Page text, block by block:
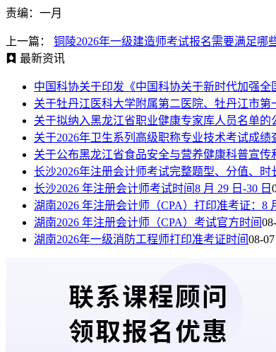
责编：一月
上一篇：
铜陵2026年一级建造师考试报名需要满足哪
最新资讯
中国科协关于印发《中国科协关于新时代加强
关于牡丹江医科大学附属第二医院、牡丹江市
关于拟纳入黑龙江省职业健康专家库人员名单的
关于2026年卫生系列高级职称专业技术考试成绩
关于公布黑龙江省食品安全与营养健康科普宣传
长沙2026年注册会计师考试完整题型、分值、时
长沙2026 年注册会计师考试时间8 月 29 日-30 日
湖南2026 年注册会计师（CPA）打印准考证：8
湖南2026 年注册会计师（CPA）考试官方时间
湖南2026年一级消防工程师打印准考证时间08-07